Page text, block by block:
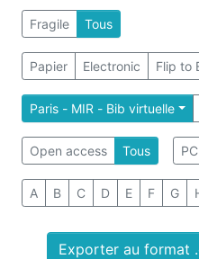
Fragile Tous
Papier Electronic Flip to
Paris - MIR - Bib virtuelle
Open access Tous
A B C D E F G
Exporter au format